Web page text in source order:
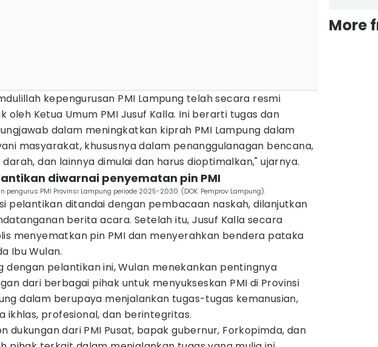
kepengurusan PMI Lampung telah secara resmi
oleh Ketua Umum PMI Jusuf Kalla. Ini berarti tugas dan
dalam meningkatkan kiprah PMI Lampung dalam
masyarakat, khususnya dalam penanggulanagan bencana,
dan lainnya dimulai dan harus dioptimalkan," ujarnya.
diwarnai penyematan pin PMI
pengurus PMI Provinsi Lampung periode 2025-2030. (DOK. Pemprov Lampung).
pelantikan ditandai dengan pembacaan naskah, dilanjutkan
berita acara. Setelah itu, Jusuf Kalla secara
menyematkan pin PMI dan menyerahkan bendera pataka
Ibu Wulan.
dengan pelantikan ini, Wulan menekankan pentingnya
dari berbagai pihak untuk menyukseskan PMI di Provinsi
dalam berupaya menjalankan tugas-tugas kemanusian,
ikhlas, profesional, dan berintegritas.
dukungan dari PMI Pusat, bapak gubernur, Forkopimda, dan
More